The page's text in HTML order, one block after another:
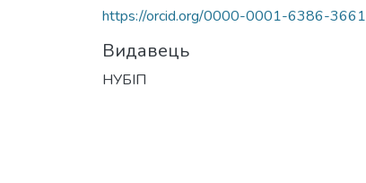
https://orcid.org/0000-0001-6386-3661
Видавець
НУБІП